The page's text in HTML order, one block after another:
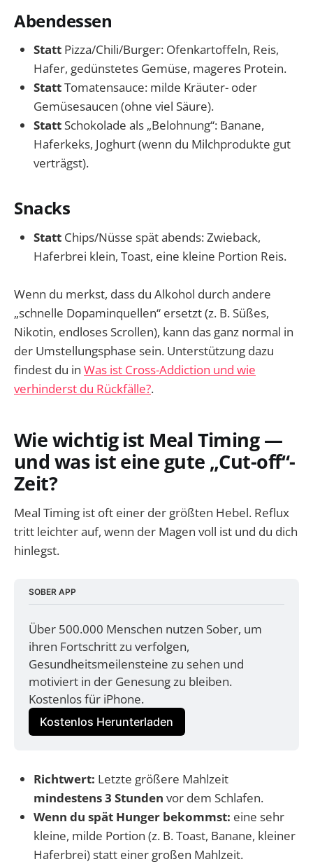
Abendessen
Statt Pizza/Chili/Burger: Ofenkartoffeln, Reis,
Hafer, gedünstetes Gemüse, mageres Protein.
StattTomatensauce: milde Kräuter- oder
Gemüsesaucen (ohne viel Säure).
Statt Schokolade als „Belohnung“: Banane,
Haferkeks, Joghurt (wenn du Milchprodukte gut
verträgst).
Snacks
Statt Chips/Nüsse spät abends: Zwieback,
Haferbrei klein, Toast, eine kleine Portion Reis.
Wenn du merkst, dass du Alkohol durch andere
„schnelle Dopaminquellen“ ersetzt (z. B. Süßes,
Nikotin, endloses Scrollen), kann das ganz normal in
der Umstellungsphase sein. Unterstützung dazu
findest du in Was ist Cross-Addiction und wie
verhinderst du Rückfälle?.
Wie wichtig ist Meal Timing —
und was ist eine gute „Cut-off“-
Zeit?
Meal Timing ist oft einer der größten Hebel. Reflux
tritt leichter auf, wenn der Magen voll ist und du dich
hinlegst.
SOBER APP
Über 500.000 Menschen nutzen Sober, um
ihren Fortschritt zu verfolgen,
Gesundheitsmeilensteine zu sehen und
motiviert in der Genesung zu bleiben.
Kostenlos für iPhone.
Kostenlos Herunterladen
Richtwert: Letzte größere Mahlzeit
mindestens 3 Stunden vor dem Schlafen.
Wenn du spät Hunger bekommst: eine sehr
kleine, milde Portion (z. B. Toast, Banane, kleiner
Haferbrei) statt einer großen Mahlzeit.